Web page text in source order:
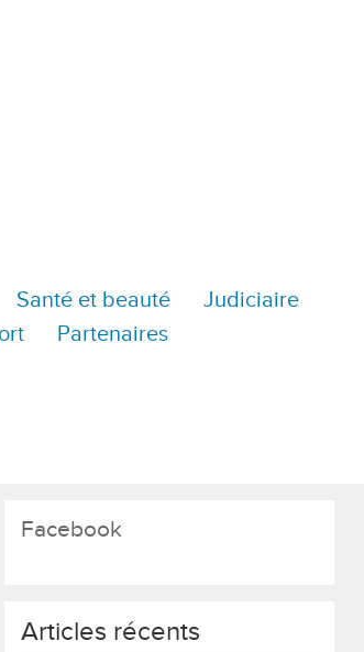
Santé et beauté
Judiciaire
Partenaires
Facebook
Articles récents